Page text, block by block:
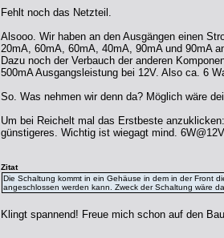
Fehlt noch das Netzteil.
Alsooo. Wir haben an den Ausgängen einen
20mA, 60mA, 60mA, 40mA, 90mA und 90mA
Dazu noch der Verbauch der anderen
500mA Ausgangsleistung bei 12V. Also ca. 6
So. Was nehmen wir denn da? Möglich wäre
Um bei Reichelt mal das Erstbeste
günstigeres. Wichtig ist wiegagt mind.
Zitat
Die Schaltung kommt in ein Gehäuse in dem in der Front
angeschlossen werden kann. Zweck der Schaltung wäre
Klingt spannend! Freue mich schon auf den